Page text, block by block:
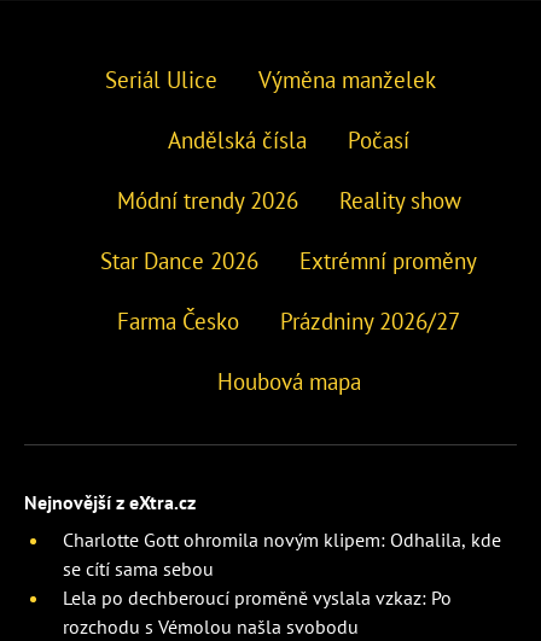
Seriál Ulice Výměna manželek
Andělská čísla Počasí
Módní trendy 2026 Reality show
Star Dance 2026 Extrémní proměny
Farma Česko Prázdniny 2026/27
Houbová mapa
Nejnovější z eXtra.cz
Charlotte Gott ohromila novým klipem: Odhalila, kde
se cítí sama sebou
Lela po dechberoucí proměně vyslala vzkaz: Po
rozchodu s Vémolou našla svobodu